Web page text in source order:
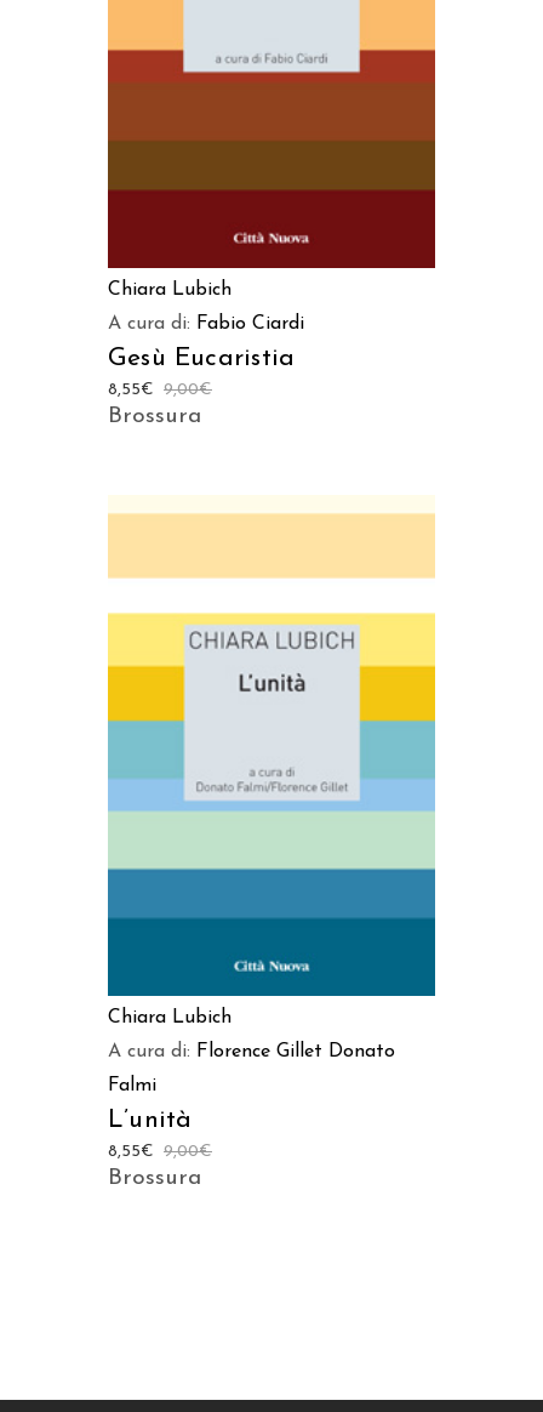
Chiara Lubich
A cura di: Fabio Ciardi
Gesù Eucaristia
9,00€
8,55€
Brossura
Chiara Lubich
A cura di: Florence Gillet Donato
Falmi
L’unità
9,00€
8,55€
Brossura